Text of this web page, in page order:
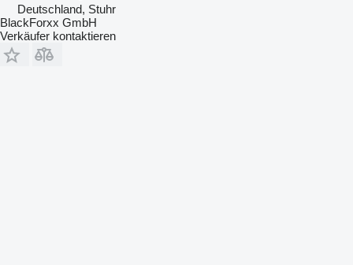
Deutschland, Stuhr
BlackForxx GmbH
Verkäufer kontaktieren